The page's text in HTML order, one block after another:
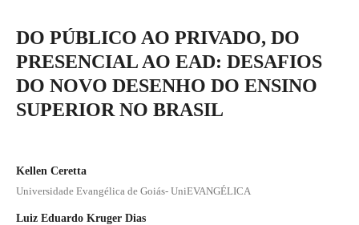
DO PÚBLICO AO PRIVADO, DO
PRESENCIAL AO EAD: DESAFIOS
DO NOVO DESENHO DO ENSINO
SUPERIOR NO BRASIL
Kellen Ceretta
Universidade Evangélica de Goiás- UniEVANGÉLICA
Luiz Eduardo Kruger Dias